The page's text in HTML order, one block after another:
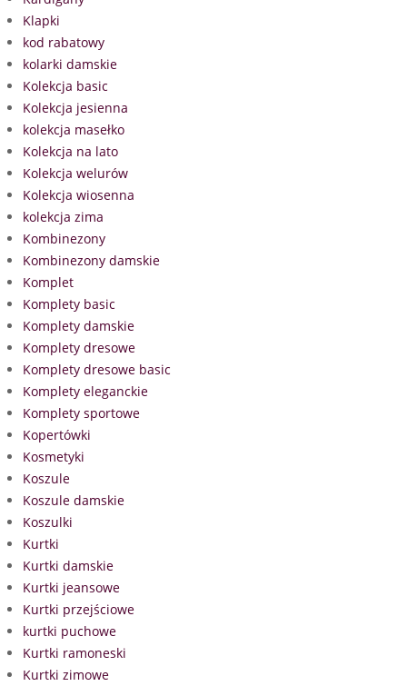
Klapki
kod rabatowy
kolarki damskie
Kolekcja basic
Kolekcja jesienna
kolekcja masełko
Kolekcja na lato
Kolekcja welurów
Kolekcja wiosenna
kolekcja zima
Kombinezony
Kombinezony damskie
Komplet
Komplety basic
Komplety damskie
Komplety dresowe
Komplety dresowe basic
Komplety eleganckie
Komplety sportowe
Kopertówki
Kosmetyki
Koszule
Koszule damskie
Koszulki
Kurtki
Kurtki damskie
Kurtki jeansowe
Kurtki przejściowe
kurtki puchowe
Kurtki ramoneski
Kurtki zimowe